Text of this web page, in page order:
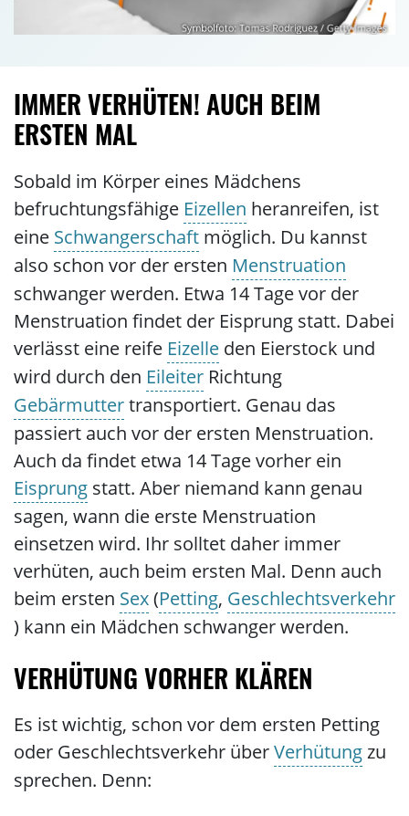
IMMER VERHÜTEN! AUCH BEIM
ERSTEN MAL
Sobald im Körper eines Mädchens
befruchtungsfähige Eizellen heranreifen, ist
eine Schwangerschaft möglich. Du kannst
also schon vor der ersten Menstruation
schwanger werden. Etwa 14 Tage vor der
Menstruation findet der Eisprung statt. Dabei
verlässt eine reife Eizelle den Eierstock und
wird durch den Eileiter Richtung
Gebärmuttertransportiert. Genau das
passiert auch vor der ersten Menstruation.
Auch da findet etwa 14 Tage vorher ein
Eisprung statt. Aber niemand kann genau
sagen, wann die erste Menstruation
einsetzen wird. Ihr solltet daher immer
verhüten, auch beim ersten Mal. Denn auch
beim ersten Sex(Petting, Geschlechtsverkehr
) kann ein Mädchen schwanger werden.
VERHÜTUNG VORHER KLÄREN
Es ist wichtig, schon vor dem ersten Petting
oder Geschlechtsverkehr überVerhütungzu
sprechen. Denn: